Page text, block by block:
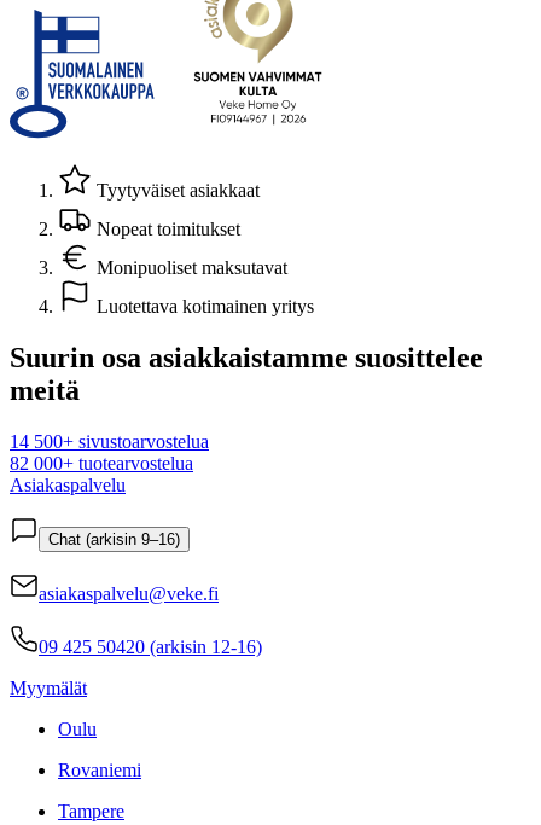
Tyytyväiset asiakkaat
Nopeat toimitukset
Monipuoliset maksutavat
Luotettava kotimainen yritys
Suurin osa asiakkaistamme suosittelee
meitä
14 500+ sivustoarvostelua
82 000+ tuotearvostelua
Asiakaspalvelu
Chat (arkisin 9–16)
asiakaspalvelu@veke.fi
09 425 50420 (arkisin 12-16)
Myymälät
Oulu
Rovaniemi
Tampere